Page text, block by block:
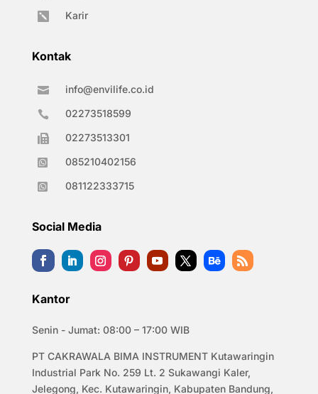
 Karir
Kontak
 info@envilife.co.id
 02273518599
 02273513301
 085210402156
 081122333715
Social Media
Kantor
Senin - Jumat: 08:00 – 17:00 WIB
PT CAKRAWALA BIMA INSTRUMENT Kutawaringin
Industrial Park No. 259 Lt. 2 Sukawangi Kaler,
Jelegong, Kec. Kutawaringin, Kabupaten Bandung,